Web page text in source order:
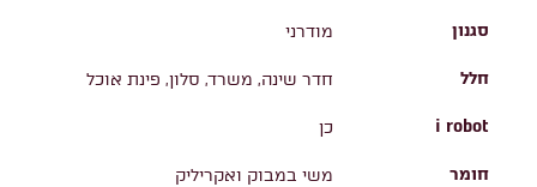
סגנון מודרני
חלל חדר שינה, משרד, סלון, פינת אוכל
i robot כן
חומר משי במבוק ואקריליק